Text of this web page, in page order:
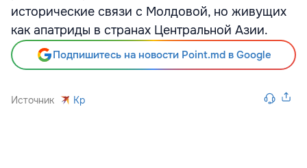
исторические связи с Молдовой, но живущих
как апатриды в странах Центральной Азии.
Подпишитесь на новости Point.md в Google
Источник Kp